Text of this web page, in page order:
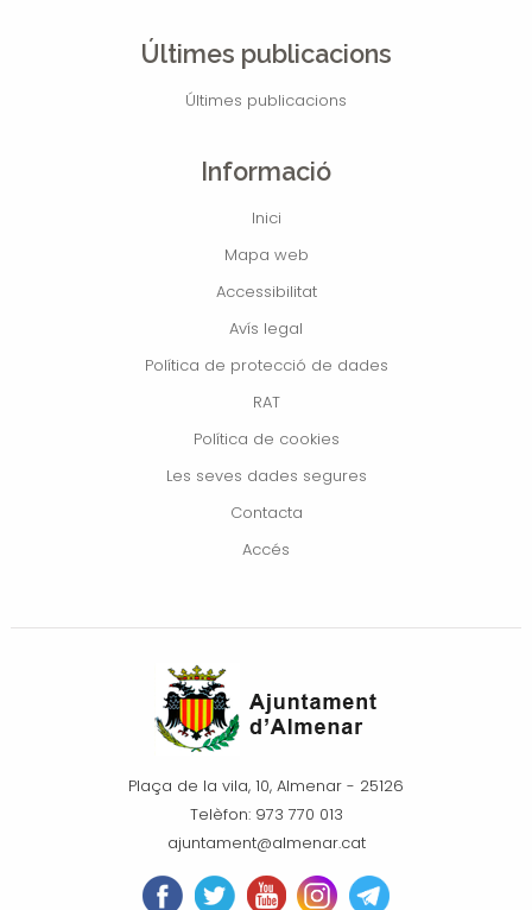
Últimes publicacions
Últimes publicacions
Informació
Inici
Mapa web
Accessibilitat
Avís legal
Política de protecció de dades
RAT
Política de cookies
Les seves dades segures
Contacta
Accés
Plaça de la vila, 10, Almenar - 25126
Telèfon: 973 770 013
ajuntament@almenar.cat